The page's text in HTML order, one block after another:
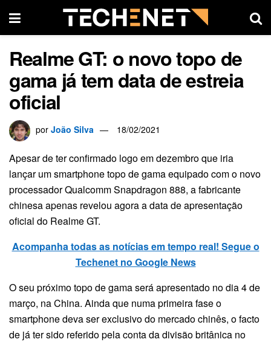
Realme GT: o novo topo de
gama já tem data de estreia
oficial
por João Silva 18/02/2021
Apesar de ter confirmado logo em dezembro que iria
lançar um smartphone topo de gama equipado com o novo
processador Qualcomm Snapdragon 888, a fabricante
chinesa apenas revelou agora a data de apresentação
oficial do Realme GT.
Acompanha todas as notícias em tempo real! Segue o
Techenet no Google News
O seu próximo topo de gama será apresentado no dia 4 de
março, na China. Ainda que numa primeira fase o
smartphone deva ser exclusivo do mercado chinês, o facto
de já ter sido referido pela conta da divisão britânica no